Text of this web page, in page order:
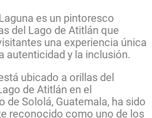
es un pintoresco
del Lago de Atitlán que
una experiencia única
autenticidad y la inclusión.
ubicado a orillas del
de Atitlán en el
de Sololá, Guatemala, ha sido
reconocido como uno de los